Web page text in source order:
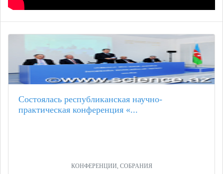
Состоялась республиканская научно-
практическая конференция «...
КОНФЕРЕНЦИИ, СОБРАНИЯ